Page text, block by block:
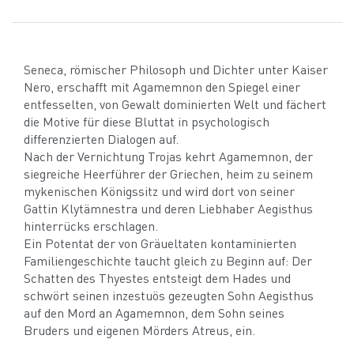
Seneca, römischer Philosoph und Dichter unter Kaiser
Nero, erschafft mit Agamemnon den Spiegel einer
entfesselten, von Gewalt dominierten Welt und fächert
die Motive für diese Bluttat in psychologisch
differenzierten Dialogen auf.
Nach der Vernichtung Trojas kehrt Agamemnon, der
siegreiche Heerführer der Griechen, heim zu seinem
mykenischen Königssitz und wird dort von seiner
Gattin Klytämnestra und deren Liebhaber Aegisthus
hinterrücks erschlagen.
Ein Potentat der von Gräueltaten kontaminierten
Familiengeschichte taucht gleich zu Beginn auf: Der
Schatten des Thyestes entsteigt dem Hades und
schwört seinen inzestuös gezeugten Sohn Aegisthus
auf den Mord an Agamemnon, dem Sohn seines
Bruders und eigenen Mörders Atreus, ein.